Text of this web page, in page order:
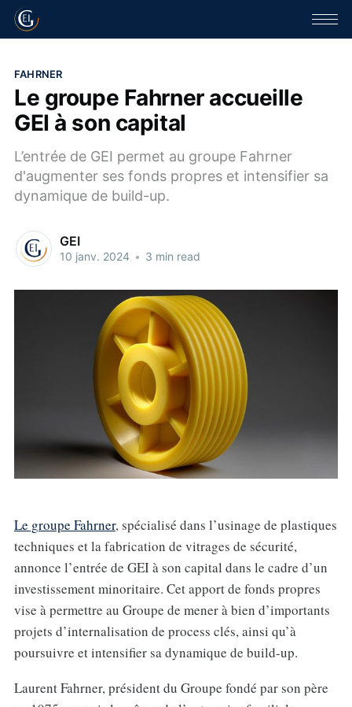
FAHRNER
Le groupe Fahrner accueille
GEI à son capital
L’entrée de GEI permet au groupe Fahrner
d'augmenter ses fonds propres et intensifier sa
dynamique de build-up.
GEI
10 janv. 2024 • 3 min read
Le groupe Fahrner, spécialisé dans l’usinage de plastiques
techniques et la fabrication de vitrages de sécurité,
annonce l’entrée de GEI à son capital dans le cadre d’un
investissement minoritaire. Cet apport de fonds propres
vise à permettre au Groupe de mener à bien d’importants
projets d’internalisation de process clés, ainsi qu’à
poursuivre et intensifier sa dynamique de build-up.
Laurent Fahrner, président du Groupe fondé par son père